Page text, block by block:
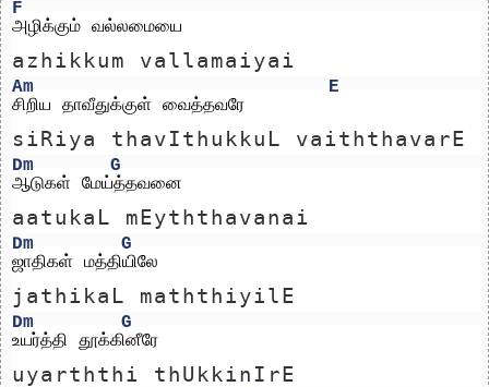
F
அழிக்கும் வல்லமையை
azhikkum vallamaiyai
Am
E
சிறிய தாவீதுக்குள் வைத்தவரே
siRiya thavIthukkuL vaiththavarE
Dm
G
ஆடுகள் மேய்த்தவனை
aatukaL mEyththavanai
Dm
G
ஜாதிகள் மத்தியிலே
jathikaL maththiyilE
Dm
G
உயர்த்தி தூக்கினீரே
uyarththi thUkkinIrE